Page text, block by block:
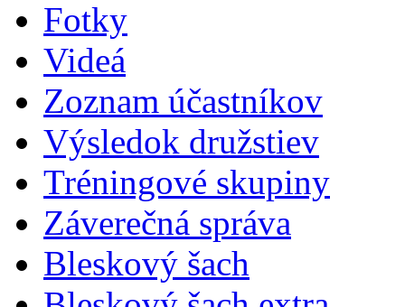
Fotky
Videá
Zoznam účastníkov
Výsledok družstiev
Tréningové skupiny
Záverečná správa
Bleskový šach